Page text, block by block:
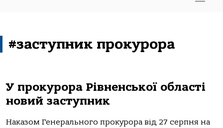
#заступник прокурора
У прокурора Рівненської області
новий заступник
Наказом Генерального прокурора від 27 серпня на